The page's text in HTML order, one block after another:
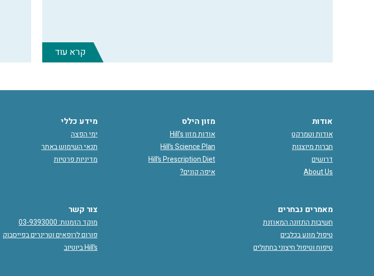
קרא עוד
אודות
אודות וטמרקט
חברות מיוצגות
דרושים
About Us
מזון הילס
אודות מזון Hill's
Hill’s Science Plan
Hill’s Prescription Diet
איפה קונים?
מידע כללי
ימי הפצה
תנאי השימוש באתר
מדיניות פרטיות
מאמרים נבחרים
חשיבות התזונה המאוזנת
טיפול מונע בכלבים
טיפוח וטיפול חיצוני בחתולים
צור קשר
מוקד הזמנות: 03-9393000
פורום לרופאים וטרינרים בפייסבוק
Hill’s ביוטיוב